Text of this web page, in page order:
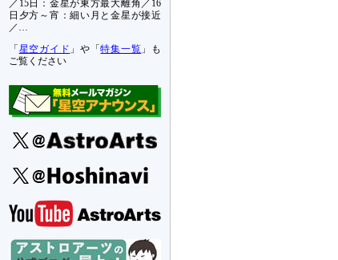
／15日：金星が東方最大離角／16
日夕方～宵：細い月と金星が接近
／…
「 星空ガイド 」や「特集一覧 」も
ご覧ください